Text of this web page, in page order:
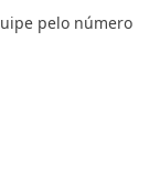
pelo número